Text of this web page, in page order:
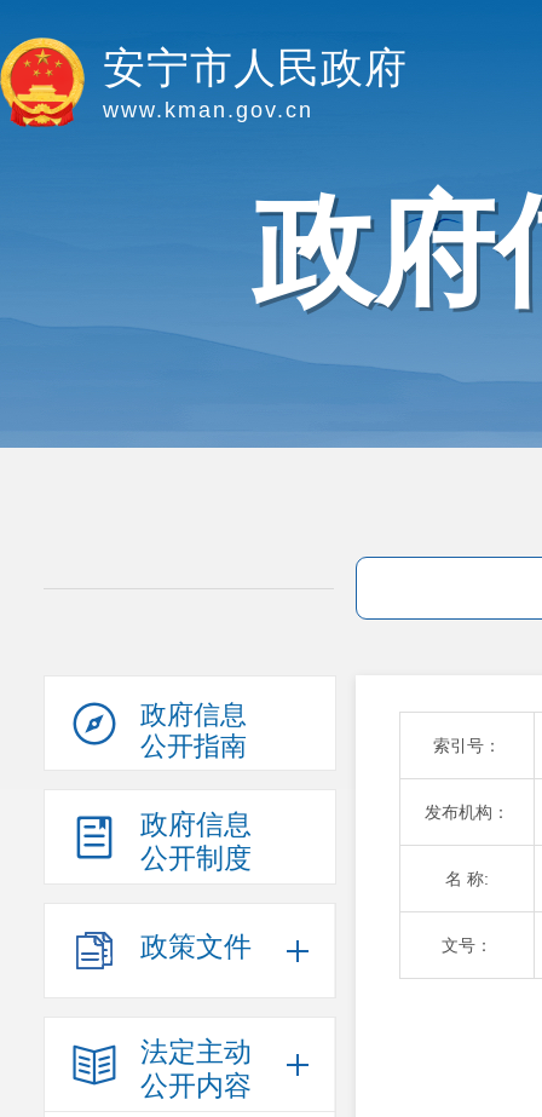
安宁市人民政府
www.kman.gov.cn
政府
政府信息
公开指南
政府信息
公开制度
政策文件
法定主动
公开内容
索引号：
发布机构：
名 称:
文号：